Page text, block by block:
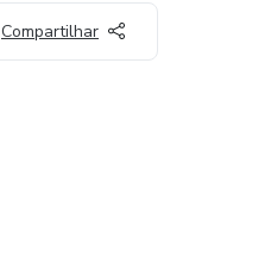
Compartilhar